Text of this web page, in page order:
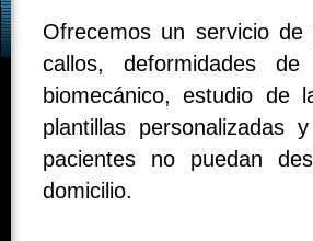
Ofrecemos un servicio de
callos, deformidades
biomecánico, estudio de
plantillas
pacientes no puedan
domicilio.